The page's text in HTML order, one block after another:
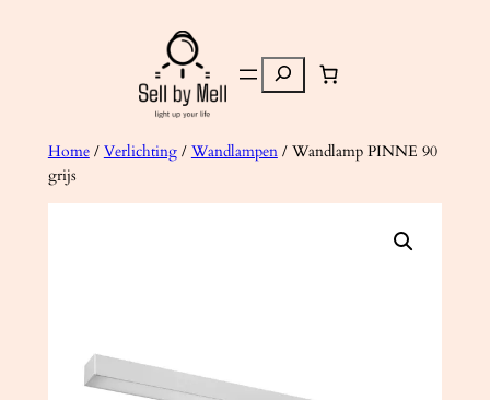
Zoeken
Home/ Verlichting/ Wandlampen/ Wandlamp PINNE 90
grijs